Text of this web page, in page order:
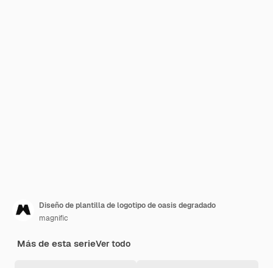
Diseño de plantilla de logotipo de oasis degradado
magnific
Más de esta serieVer todo